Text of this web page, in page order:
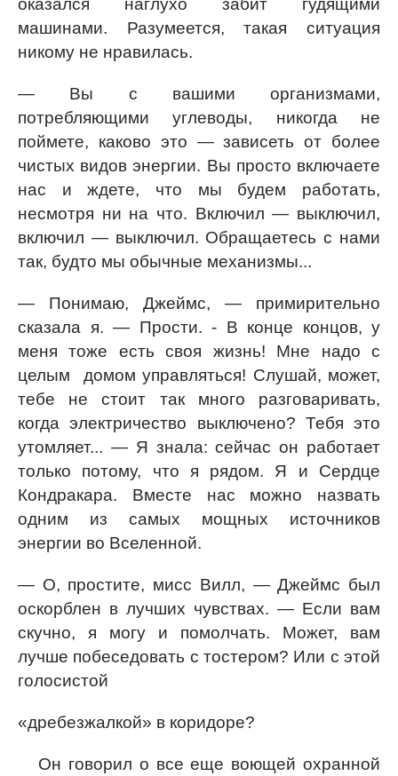
оказался наглухо забит гудящими
машинами. Разумеется, такая ситуация
никому не нравилась.
— Вы с вашими организмами,
потребляющими углеводы, никогда не
поймете, каково это — зависеть от более
чистых видов энергии. Вы просто включаете
нас и ждете, что мы будем работать,
несмотря ни на что. Включил — выключил,
включил — выключил. Обращаетесь с нами
так, будто мы обычные механизмы...
— Понимаю, Джеймс, — примирительно
сказала я. — Прости. - В конце концов, у
меня тоже есть своя жизнь! Мне надо с
целым домом управляться! Слушай, может,
тебе не стоит так много разговаривать,
когда электричество выключено? Тебя это
утомляет... — Я знала: сейчас он работает
только потому, что я рядом. Я и Сердце
Кондракара. Вместе нас можно назвать
одним из самых мощных источников
энергии во Вселенной.
— О, простите, мисс Вилл, — Джеймс был
оскорблен в лучших чувствах. — Если вам
скучно, я могу и помолчать. Может, вам
лучше побеседовать с тостером? Или с этой
голосистой
«дребезжалкой» в коридоре?
Он говорил о все еще воющей охранной